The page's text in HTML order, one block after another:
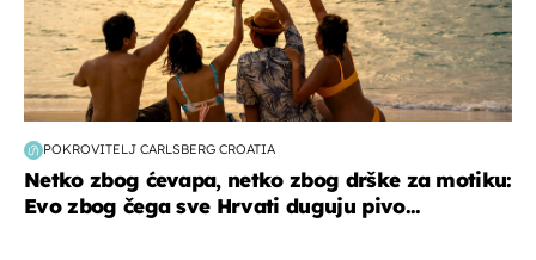
POKROVITELJ CARLSBERG CROATIA
Netko zbog ćevapa, netko zbog drške za motiku:
Evo zbog čega sve Hrvati duguju pivo...